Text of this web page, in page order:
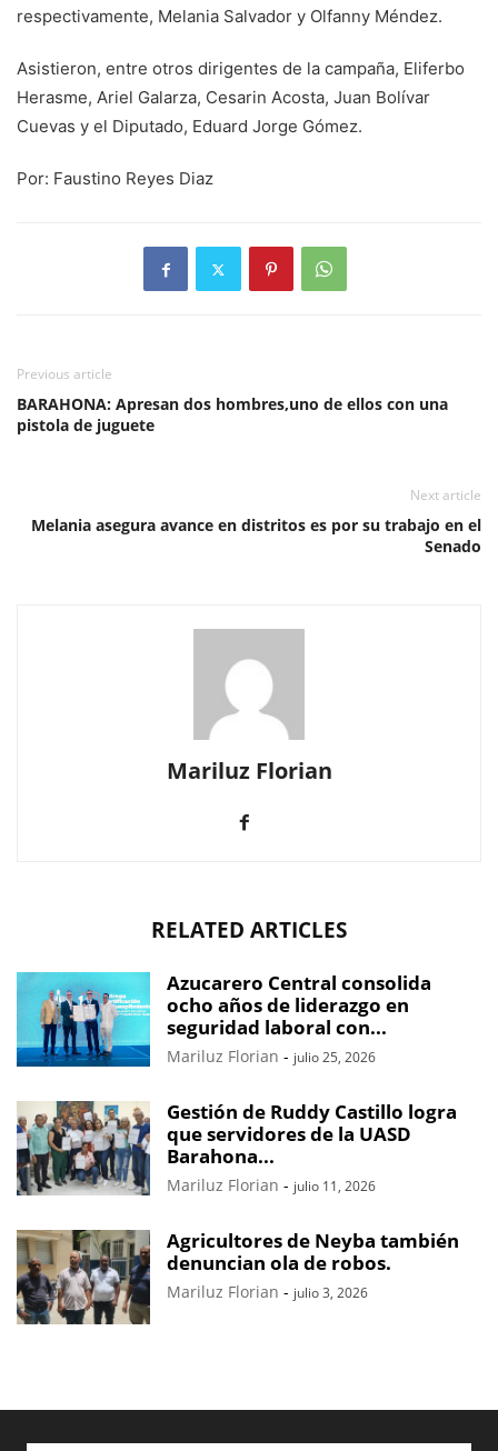
respectivamente, Melania Salvador y Olfanny Méndez.
Asistieron, entre otros dirigentes de la campaña, Eliferbo
Herasme, Ariel Galarza, Cesarin Acosta, Juan Bolívar
Cuevas y el Diputado, Eduard Jorge Gómez.
Por: Faustino Reyes Diaz
Previous article
BARAHONA: Apresan dos hombres,uno de ellos con una
pistola de juguete
Next article
Melania asegura avance en distritos es por su trabajo en el
Senado
Mariluz Florian
RELATED ARTICLES
Azucarero Central consolida
ocho años de liderazgo en
seguridad laboral con...
Mariluz Florian - julio 25, 2026
Gestión de Ruddy Castillo logra
que servidores de la UASD
Barahona...
Mariluz Florian - julio 11, 2026
Agricultores de Neyba también
denuncian ola de robos.
Mariluz Florian - julio 3, 2026